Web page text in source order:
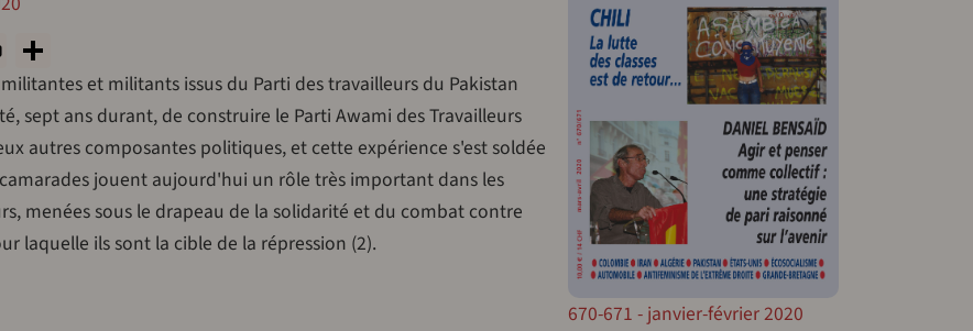
PrintFriendly
et militants issus du Parti des travailleurs du Pakistan
sept ans durant, de construire le Parti Awami des Travailleurs
autres composantes politiques, et cette expérience s'est soldée
jouent aujourd'hui un rôle très important dans les
menées sous le drapeau de la solidarité et du combat contre
laquelle ils sont la cible de la répression (2).
670-671 - janvier-février 2020